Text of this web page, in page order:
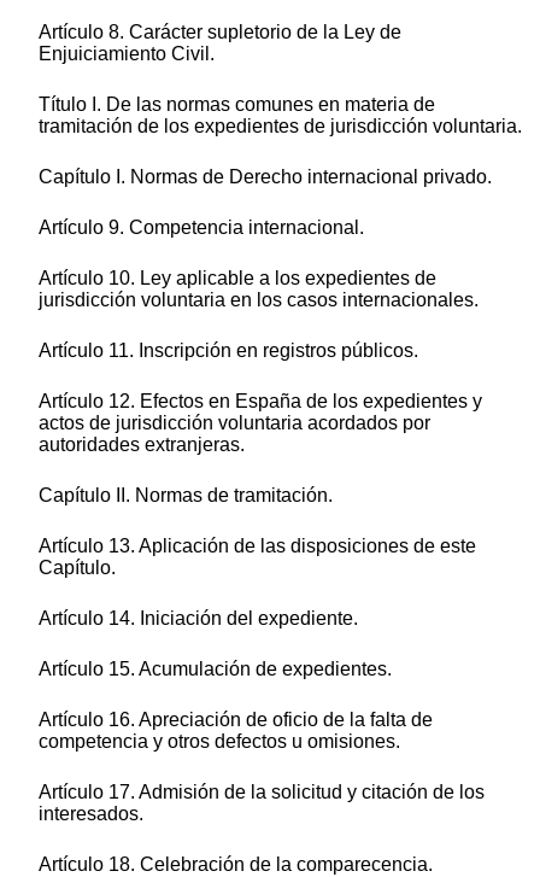
Artículo 8. Carácter supletorio de la Ley de
Enjuiciamiento Civil.
Título I. De las normas comunes en materia de
tramitación de los expedientes de jurisdicción voluntaria.
Capítulo I. Normas de Derecho internacional privado.
Artículo 9. Competencia internacional.
Artículo 10. Ley aplicable a los expedientes de
jurisdicción voluntaria en los casos internacionales.
Artículo 11. Inscripción en registros públicos.
Artículo 12. Efectos en España de los expedientes y
actos de jurisdicción voluntaria acordados por
autoridades extranjeras.
Capítulo II. Normas de tramitación.
Artículo 13. Aplicación de las disposiciones de este
Capítulo.
Artículo 14. Iniciación del expediente.
Artículo 15. Acumulación de expedientes.
Artículo 16. Apreciación de oficio de la falta de
competencia y otros defectos u omisiones.
Artículo 17. Admisión de la solicitud y citación de los
interesados.
Artículo 18. Celebración de la comparecencia.